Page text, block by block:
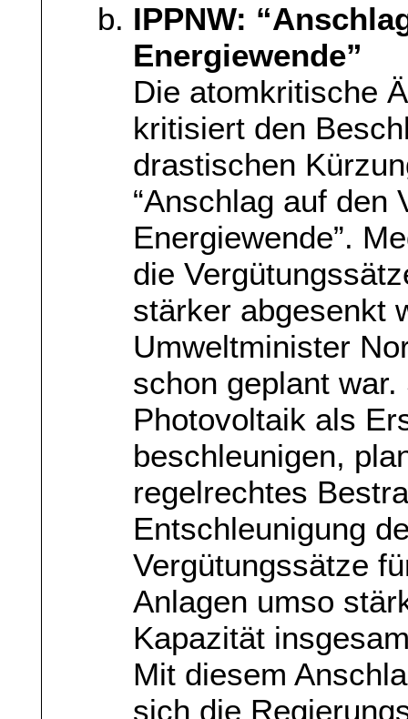
IPPNW:
Energiewende”
Die atomkritische
kritisiert den
drastischen
“Anschlag auf den
Energiewende”.
die
stärker abgesenkt
Umweltminister
schon geplant
Photovoltaik als
beschleunigen,
regelrechtes
Entschleunigung
Vergütungssätze
Anlagen umso
Kapazität
Mit diesem
sich die